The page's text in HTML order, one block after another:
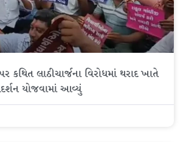
પર કથિત લાઠીચાર્જના વિરોધમાં થરાદ ખાતે
યોજવામાં આવ્યું